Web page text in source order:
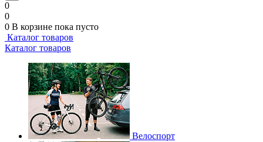
0
0
0 В корзине пока пусто
Каталог товаров
Каталог товаров
Велоспорт